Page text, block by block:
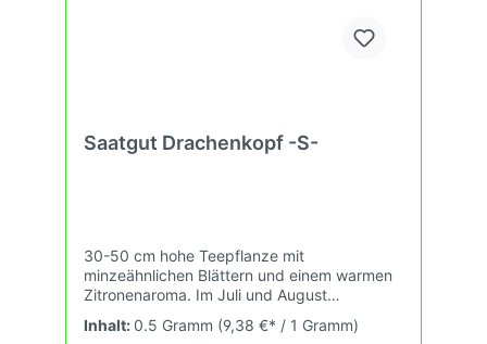
Saatgut Drachenkopf -S-
30-50 cm hohe Teepflanze mit
minzeähnlichen Blättern und einem warmen
Zitronenaroma. Im Juli und August
erscheinen die dekorativen, violetten
Blütenstände. Die Blüten sind essbar und
Inhalt: 0.5 Gramm (9,38 €* / 1 Gramm)